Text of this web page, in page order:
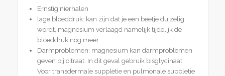
Ernstig nierhalen
lage bloeddruk: kan zijn dat je een beetje duizelig
wordt, magnesium verlaagd namelijk tijdelijk de
bloeddruk nog meer.
Darmproblemen: magnesium kan darmproblemen
geven bij citraat. In dit geval gebruik bisglycinaat.
Voor transdermale suppletie en pulmonale suppletie